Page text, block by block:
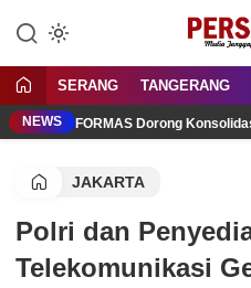
konten
Media
SERANG TANGERANG
NEWS FORMAS Dorong
JAKARTA
Polri dan
Telekomunikasi